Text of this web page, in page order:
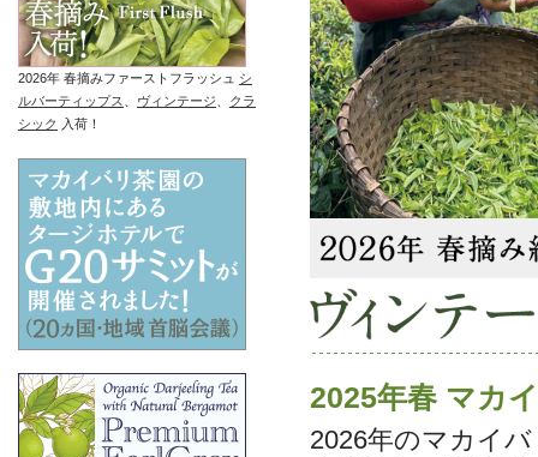
2026年 春摘みファーストフラッシュ シ
ルバーティップス
ヴィンテージ
クラ
シック
入荷！
2025年春 マカ
2026年のマカイ